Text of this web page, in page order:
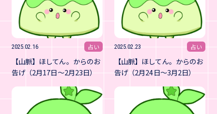
2025.02.16 占い
【山脈】ほしてん。からのお
告げ（2月17日～2月23日）
2025.02.23 占い
【山脈】ほしてん。からのお
告げ（2月24日～3月2日）